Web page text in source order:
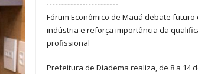
Fórum Econômico de Mauá debate futuro
indústria e reforça importância da
profissional
Prefeitura de Diadema realiza, de 8 a 14